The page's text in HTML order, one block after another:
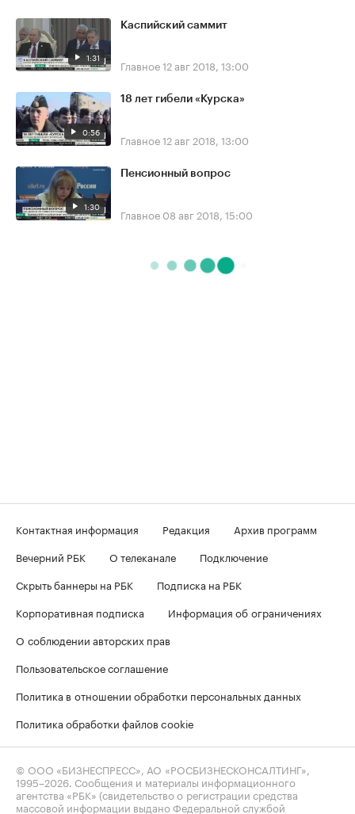
1:31
Каспийский саммит
Главное12 авг 2018, 13:00
0:56
18 лет гибели «Курска»
Главное12 авг 2018, 13:00
1:30
Пенсионный вопрос
Главное 08 авг 2018, 15:00
Контактная информация Редакция
Архив программ
Вечерний РБК
О телеканале
Подключение
Скрыть баннеры на РБК
Подписка на РБК
Корпоративная подписка
Информация об ограничениях
О соблюдении авторских прав
Пользовательское соглашение
Политика в отношении обработки персональных данных
Политика обработки файлов cookie
© ООО «БИЗНЕСПРЕСС», АО «РОСБИЗНЕСКОНСАЛТИНГ»,
1995–2026 . Сообщения и материалы информационного
агентства «РБК» (свидетельство о регистрации средства
массовой информации выдано Федеральной службой